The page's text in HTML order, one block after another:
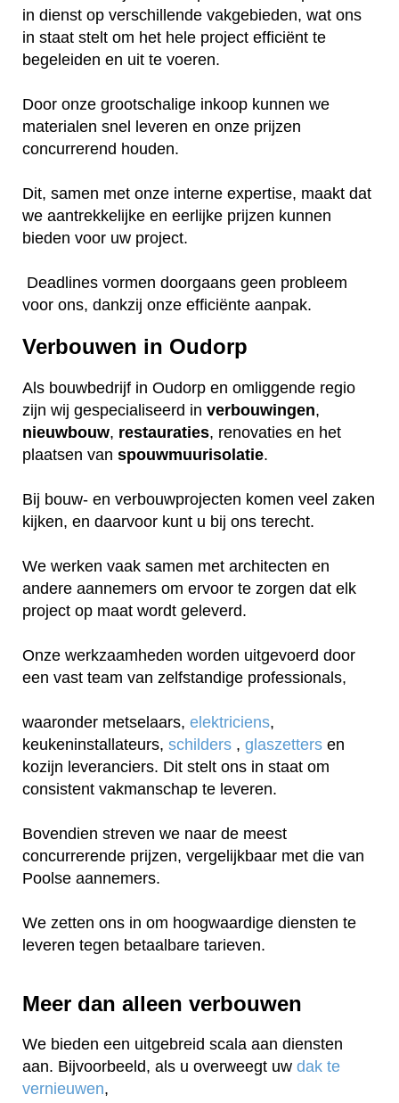
in dienst op verschillende vakgebieden, wat ons
in staat stelt om het hele project efficiënt te
begeleiden en uit te voeren.
Door onze grootschalige inkoop kunnen we
materialen snel leveren en onze prijzen
concurrerend houden.
Dit, samen met onze interne expertise, maakt dat
we aantrekkelijke en eerlijke prijzen kunnen
bieden voor uw project.
Deadlines vormen doorgaans geen probleem
voor ons, dankzij onze efficiënte aanpak.
Verbouwen in Oudorp
Als bouwbedrijf in Oudorp en omliggende regio
zijn wij gespecialiseerd in verbouwingen,
nieuwbouw, restauraties, renovaties en het
plaatsen van spouwmuurisolatie.
Bij bouw- en verbouwprojecten komen veel zaken
kijken, en daarvoor kunt u bij ons terecht.
We werken vaak samen met architecten en
andere aannemers om ervoor te zorgen dat elk
project op maat wordt geleverd.
Onze werkzaamheden worden uitgevoerd door
een vast team van zelfstandige professionals,
waaronder metselaars, elektriciens,
keukeninstallateurs, schilders , glaszetters en
kozijn leveranciers. Dit stelt ons in staat om
consistent vakmanschap te leveren.
Bovendien streven we naar de meest
concurrerende prijzen, vergelijkbaar met die van
Poolse aannemers.
We zetten ons in om hoogwaardige diensten te
leveren tegen betaalbare tarieven.
Meer dan alleen verbouwen
We bieden een uitgebreid scala aan diensten
aan. Bijvoorbeeld, als u overweegt uw dak te
vernieuwen,